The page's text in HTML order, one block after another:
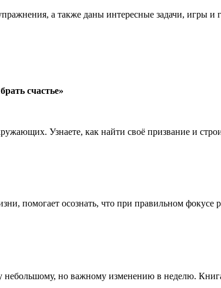
а также даны интересные задачи, игры и
счастье»
Узнаете, как найти своё призвание и
помогает осознать, что при правильном
небольшому, но важному изменению в неделю.